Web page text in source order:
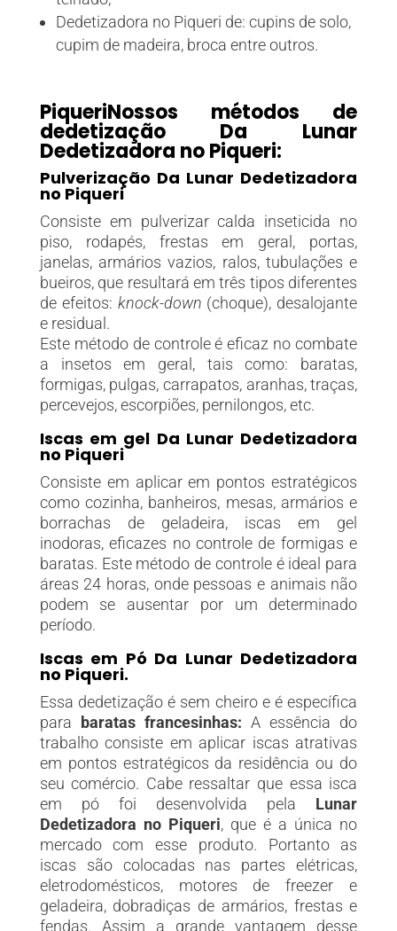
Dedetizadora no Piqueri de: cupins de solo,
cupim de madeira, broca entre outros.
PiqueriNossos métodos de
dedetização Da Lunar
Dedetizadora no Piqueri:
Pulverização Da Lunar Dedetizadora
no Piqueri
Consiste em pulverizar calda inseticida no
piso, rodapés, frestas em geral, portas,
janelas, armários vazios, ralos, tubulações e
bueiros, que resultará em três tipos diferentes
de efeitos: knock-down (choque), desalojante
e residual.
Este método de controle é eficaz no combate
a insetos em geral, tais como: baratas,
formigas, pulgas, carrapatos, aranhas, traças,
percevejos, escorpiões, pernilongos, etc.
Iscas em gel Da Lunar Dedetizadora
no Piqueri
Consiste em aplicar em pontos estratégicos
como cozinha, banheiros, mesas, armários e
borrachas de geladeira, iscas em gel
inodoras, eficazes no controle de formigas e
baratas. Este método de controle é ideal para
áreas 24 horas, onde pessoas e animais não
podem se ausentar por um determinado
período.
Iscas em Pó Da Lunar Dedetizadora
no Piqueri.
Essa dedetização é sem cheiro e é específica
para
baratas francesinhas: A essência do
trabalho consiste em aplicar iscas atrativas
em pontos estratégicos da residência ou do
seu comércio. Cabe ressaltar que essa isca
em pó foi desenvolvida pela Lunar
Dedetizadora no Piqueri, que é a única no
mercado com esse produto. Portanto as
iscas são colocadas nas partes elétricas,
eletrodomésticos, motores de freezer e
geladeira, dobradiças de armários, frestas e
fendas. Assim a grande vantagem desse